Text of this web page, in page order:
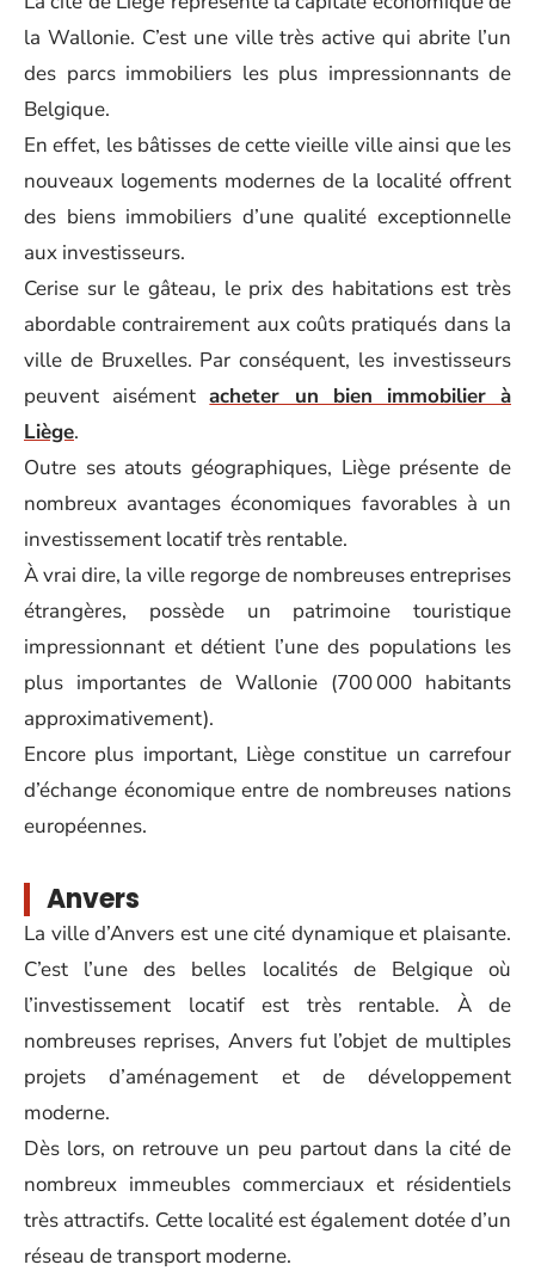
la Wallonie. C’est une ville très active qui abrite l’un
des parcs immobiliers les plus impressionnants de
Belgique.
En effet, les bâtisses de cette vieille ville ainsi que les
nouveaux logements modernes de la localité offrent
des biens immobiliers d’une qualité exceptionnelle
aux investisseurs.
Cerise sur le gâteau, le prix des habitations est très
abordable contrairement aux coûts pratiqués dans la
ville de Bruxelles. Par conséquent, les investisseurs
peuvent aisémentacheter un bien immobilier à
Liège.
Outre ses atouts géographiques, Liège présente de
nombreux avantages économiques favorables à un
investissement locatif très rentable.
À vrai dire, la ville regorge de nombreuses entreprises
étrangères, possède un patrimoine touristique
impressionnant et détient l’une des populations les
plus importantes de Wallonie (700 000 habitants
approximativement).
Encore plus important, Liège constitue un carrefour
d’échange économique entre de nombreuses nations
européennes.
Anvers
La ville d’Anvers est une cité dynamique et plaisante.
C’est l’une des belles localités de Belgique où
l’investissement locatif est très rentable. À de
nombreuses reprises, Anvers fut l’objet de multiples
projets d’aménagement et de développement
moderne.
Dès lors, on retrouve un peu partout dans la cité de
nombreux immeubles commerciaux et résidentiels
très attractifs. Cette localité est également dotée d’un
réseau de transport moderne.